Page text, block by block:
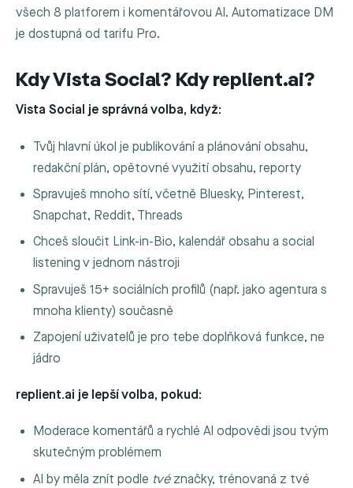
všech 8 platforem i komentářovou AI. Automatizace DM
je dostupná od tarifu Pro.
Kdy Vista Social? Kdy replient.ai?
Vista Social je správná volba, když:
Tvůj hlavní úkol je publikování a plánování obsahu,
redakční plán, opětovné využití obsahu, reporty
Spravuješ mnoho sítí, včetně Bluesky, Pinterest,
Snapchat, Reddit, Threads
Chceš sloučit Link-in-Bio, kalendář obsahu a social
listening v jednom nástroji
Spravuješ 15+ sociálních profilů (např. jako agentura s
mnoha klienty) současně
Zapojení uživatelů je pro tebe doplňková funkce, ne
jádro
replient.ai je lepší volba, pokud:
Moderace komentářů a rychlé AI odpovědi jsou tvým
skutečným problémem
AI by měla znít podle tvéznačky, trénovaná z tvé